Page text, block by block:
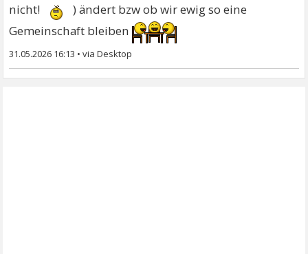
nicht!
) ändert bzw ob wir ewig so eine
Gemeinschaft bleiben
31.05.2026 16:13 •